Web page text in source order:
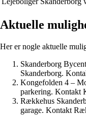
Aktuelle
Her er nogle aktuelle
Skanderborg
Skanderborg.
Kongefolden 4 –
parkering. Kontakt
Rækkehus
garage. Kontakt